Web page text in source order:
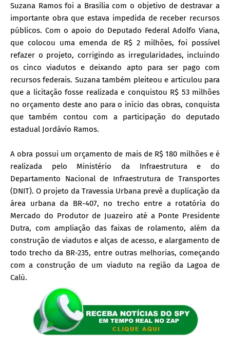
Suzana Ramos foi a Brasília com o objetivo de destravar a
importante obra que estava impedida de receber recursos
públicos. Com o apoio do Deputado Federal Adolfo Viana,
que colocou uma emenda de R$ 2 milhões, foi possível
refazer o projeto, corrigindo as irregularidades, incluindo
os cinco viadutos e deixando apto para ser pago com
recursos federais. Suzana também pleiteou e articulou para
que a licitação fosse realizada e conquistou R$ 53 milhões
no orçamento deste ano para o início das obras, conquista
que também contou com a participação do deputado
estadual Jordávio Ramos.
A obra possui um orçamento de mais de R$ 180 milhões e é
realizada pelo Ministério da Infraestrutura e do
Departamento Nacional de Infraestrutura de Transportes
(DNIT). O projeto da Travessia Urbana prevê a duplicação da
área urbana da BR-407, no trecho entre a rotatória do
Mercado do Produtor de Juazeiro até a Ponte Presidente
Dutra, com ampliação das faixas de rolamento, além da
construção de viadutos e alças de acesso, e alargamento de
todo trecho da BR-235, entre outras melhorias, começando
com a construção de um viaduto na região da Lagoa de
Calú.